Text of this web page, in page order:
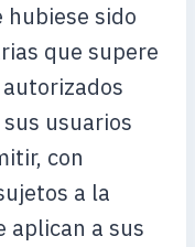
sido
que supere
usuarios
con
a la
aplican a sus